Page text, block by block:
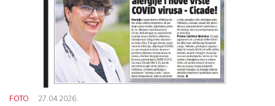
FOTO 27.04.2026.